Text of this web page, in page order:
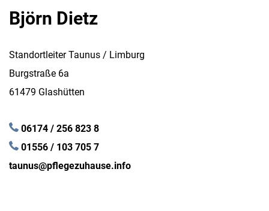
Björn Dietz
Standortleiter Taunus / Limburg
Burgstraße 6a
61479 Glashütten
06174 / 256 823 8
01556 / 103 705 7
taunus@pflegezuhause.info